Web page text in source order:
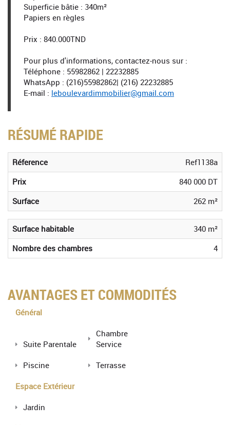
Superficie bâtie : 340m²
Papiers en règles
Prix : 840.000TND
Pour plus d'informations, contactez-nous sur :
Téléphone : 55982862 | 22232885
WhatsApp : (216)55982862| (216) 22232885
E-mail : leboulevardimmobilier@gmail.com
RÉSUMÉ RAPIDE
Réference
Ref1138a
Prix
840 000 DT
Surface
262 m²
Surface habitable
340 m²
Nombre des chambres
4
AVANTAGES ET COMMODITÉS
Général
Suite Parentale
Chambre
Service
Piscine Terrasse
Espace Extérieur
Jardin